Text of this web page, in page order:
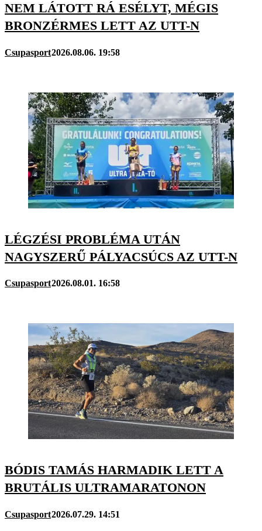
NEM LÁTOTT RÁ ESÉLYT, MÉGIS
BRONZÉRMES LETT AZ UTT-N
Csupasport2026.08.06. 19:58
LÉGZÉSI PROBLÉMA UTÁN
NAGYSZERŰ PÁLYACSÚCS AZ UTT-N
Csupasport2026.08.01. 16:58
BÓDIS TAMÁS HARMADIK LETT A
BRUTÁLIS ULTRAMARATONON
Csupasport2026.07.29. 14:51